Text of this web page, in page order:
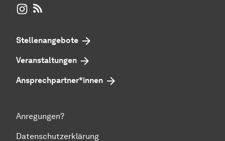
WIWI auf Instagram
Stellenangebote
Veranstaltungen
Ansprechpartner*innen
Anregungen?
Datenschutzerklärung